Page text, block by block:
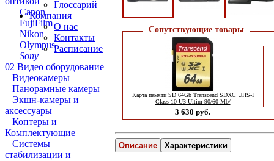
Глоссарий
Компания
О нас
Контакты
Расписание
Canon
FujiFilm
Nikon
Olympus
Sony
02 Видео оборудование
Видеокамеры
Панорамные камеры
Экшн-камеры и
аксессуары
Коптеры и
Комплектующие
Системы
стабилизации и
Сопутствующие товары
Карта памяти SD 64Gb Transcend SDXC UHS-I
Class 10 U3 Ultim 90/60 Mb/
3 630 руб.
Описание Характеристики